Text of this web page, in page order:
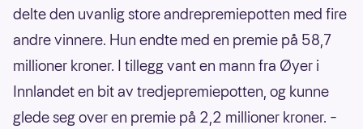
delte den uvanlig store andrepremiepotten med fire
andre vinnere. Hun endte med en premie på 58,7
millioner kroner. I tillegg vant en mann fra Øyer i
Innlandet en bit av tredjepremiepotten, og kunne
glede seg over en premie på 2,2 millioner kroner. –